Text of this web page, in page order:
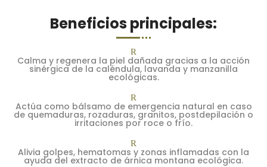
Beneficios principales:
R
Calma y regenera la piel dañada gracias a la acción
sinérgica de la caléndula, lavanda y manzanilla
ecológicas.
R
Actúa como bálsamo de emergencia natural en caso
de quemaduras, rozaduras, granitos, postdepilación o
irritaciones por roce o frío.
R
Alivia golpes, hematomas y zonas inflamadas con la
ayuda del extracto de árnica montana ecológica.